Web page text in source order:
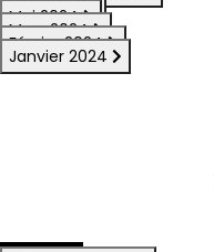
Mai 2024
Mars 2024
Février 2024
Janvier 2024